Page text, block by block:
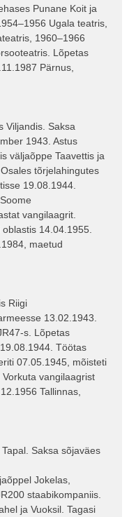
Punane Koit ja
Ugala teatris,
1960–1966
Lõpetas
Pärnus,
Viljandis. Saksa
1943. Astus
väljaõppe Taavettis ja
tõrjelahingutes
19.08.1944.
vangilaagrit.
14.04.1955.
maetud
Riigi
13.02.1943.
s. Lõpetas
Töötas
07.05.1945, mõisteti
vangilaagrist
Tallinnas,
Saksa sõjaväes
Jokelas,
staabikompaniis.
ja Vuoksil. Tagasi